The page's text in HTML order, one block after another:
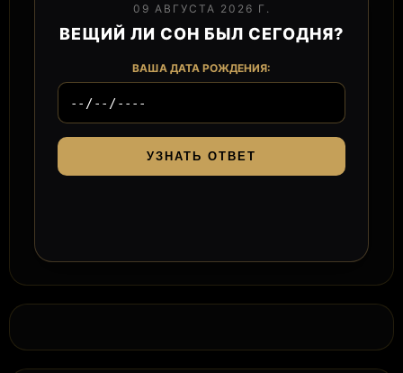
09 АВГУСТА 2026 Г.
ВЕЩИЙ ЛИ СОН БЫЛ СЕГОДНЯ?
ВАША ДАТА РОЖДЕНИЯ:
УЗНАТЬ ОТВЕТ